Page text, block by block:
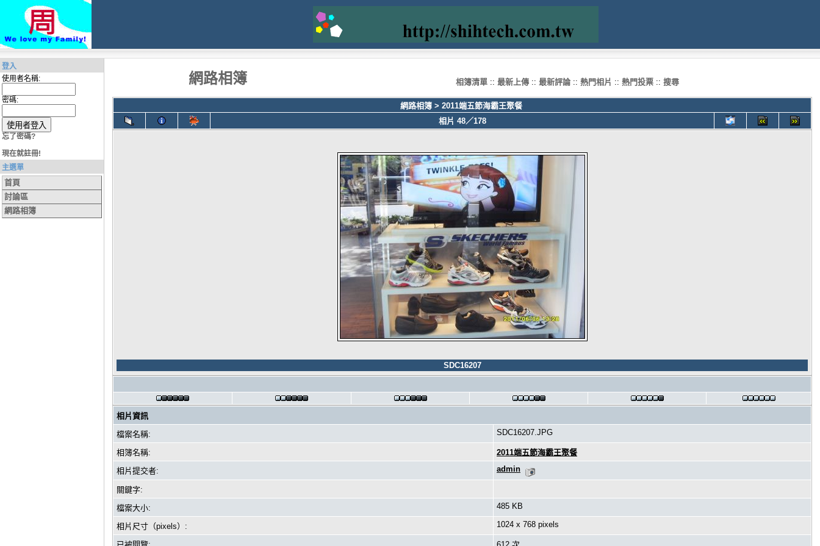
登入
使用者名稱:
密碼:
忘了密碼?
現在就註冊!
主選單
首頁
討論區
網路相簿
網路相簿 相簿清單 :: 最新上傳 :: 最新評論 :: 熱門相片 :: 熱門投票 :: 搜尋
網路相簿> 2011端五節海霸王聚餐
相片 48／178
SDC16207
相片資訊
檔案名稱:
SDC16207.JPG
相簿名稱:
2011端五節海霸王聚餐
相片提交者:
admin
關鍵字:
檔案大小:
485 KB
相片尺寸（pixels）: 1024 x 768 pixels